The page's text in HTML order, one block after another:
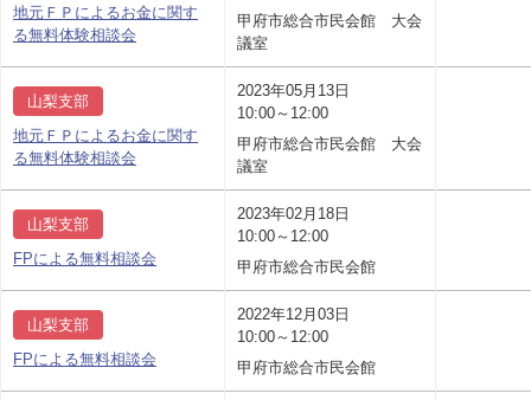
地元ＦＰによるお金に関す
る無料体験相談会
甲府市総合市民会館 大会
議室
山梨支部
地元ＦＰによるお金に関す
る無料体験相談会
2023年05月13日
10:00～12:00
甲府市総合市民会館 大会
議室
山梨支部
FPによる無料相談会
2023年02月18日
10:00～12:00
甲府市総合市民会館
山梨支部
FPによる無料相談会
2022年12月03日
10:00～12:00
甲府市総合市民会館